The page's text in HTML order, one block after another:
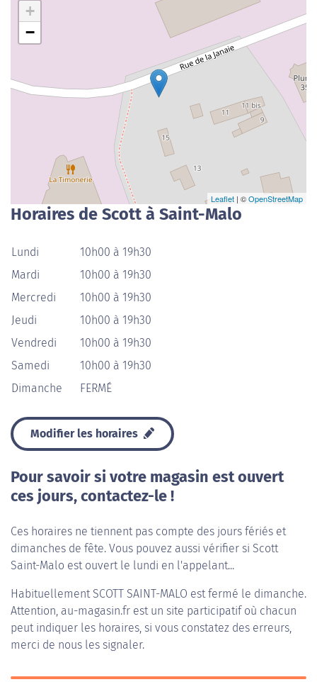
+
−
Leaflet | ©OpenStreetMap
Horaires de Scott à Saint-Malo
Lundi
10h00 à 19h30
Mardi
10h00 à 19h30
Mercredi
10h00 à 19h30
Jeudi
10h00 à 19h30
Vendredi
10h00 à 19h30
Samedi
10h00 à 19h30
Dimanche
FERMÉ
Modifier les horaires
Pour savoir si votre magasin est ouvert
ces jours, contactez-le !
Ces horaires ne tiennent pas compte des jours fériés et
dimanches de fête. Vous pouvez aussi vérifier si Scott
Saint-Malo est ouvert le lundi en l'appelant...
HabituellementSCOTT SAINT-MALO est fermé le dimanche.
Attention, au-magasin.fr est un site participatif où chacun
peut indiquer les horaires, si vous constatez des erreurs,
merci de nous les signaler.